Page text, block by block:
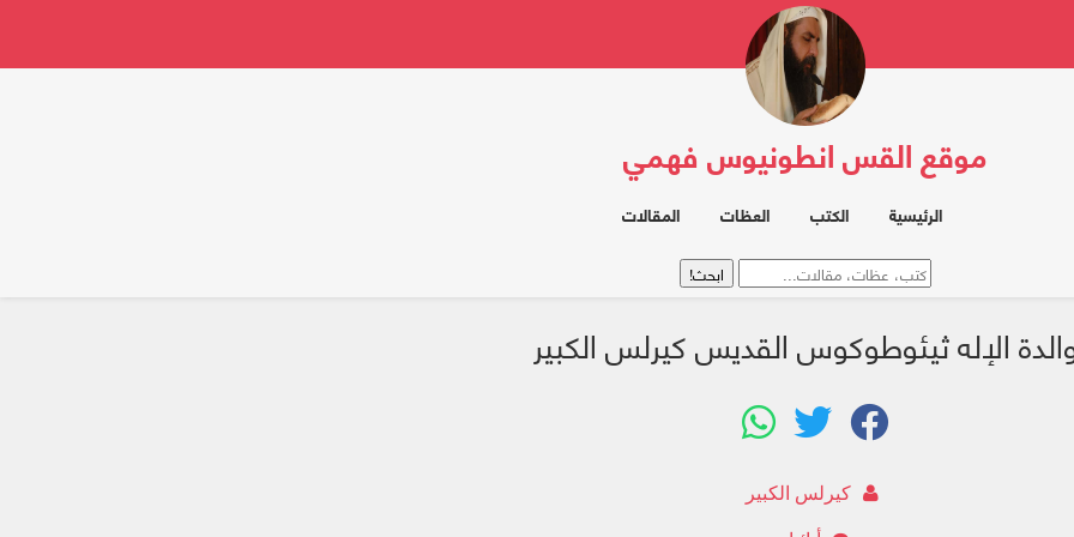
موقع القس انطونيوس فهمي
الرئيسية الكتب العظات المقالات
الإله ثيئوطوكوس القديس كيرلس الكبير
كيرلس الكبير